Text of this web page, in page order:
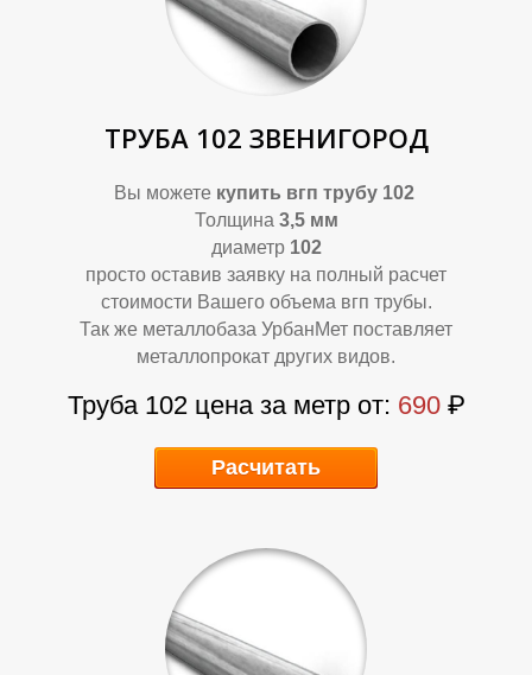
П
ТРУБА 102 ЗВЕНИГОРОД
Вы можете купить вгп трубу 102
Толщина 3,5 мм
диаметр102
просто оставив заявку на полный расчет
стоимости Вашего объема вгп трубы.
Так же металлобаза УрбанМет поставляет
металлопрокат других видов.
Труба 102 цена за метр от: 690 ₽
Расчитать
П